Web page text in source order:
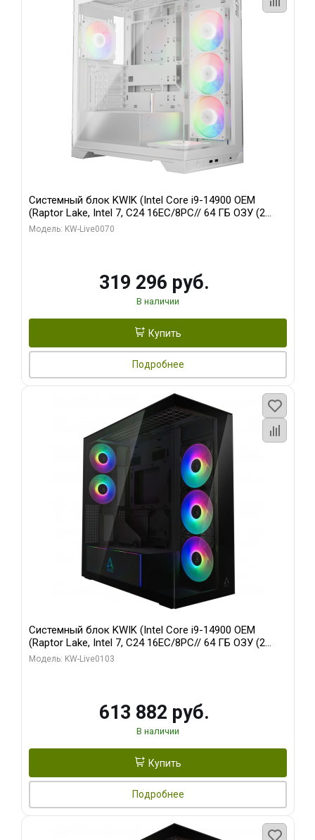
Системный блок KWIK (Intel Core i9-14900 OEM
(Raptor Lake, Intel 7, C24 16EC/8PC// 64 ГБ ОЗУ (2
модуля)/ Gigabyte RTX5080 XTREME WATERFORCE
Модель: KW-Live0070
319 296 руб.
В наличии
Купить
Подробнее
Системный блок KWIK (Intel Core i9-14900 OEM
(Raptor Lake, Intel 7, C24 16EC/8PC// 64 ГБ ОЗУ (2
модуля)/ Afox RTX4090 24GB GDDR6X 384-Bit 3xDP
Модель: KW-Live0103
613 882 руб.
В наличии
Купить
Подробнее